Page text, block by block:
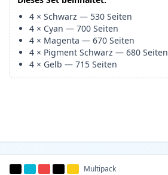
4 ×Schwarz — 530 Seiten
4 × Cyan —700 Seiten
4 × Magenta —670 Seiten
4 × Pigment Schwarz —680 Seiten
4 × Gelb —715 Seiten
Multipack